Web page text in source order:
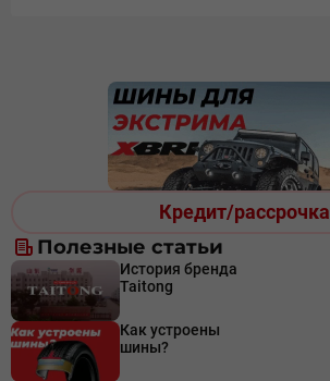
Кредит/рассрочка
Полезные статьи
История бренда
Taitong
Как устроены
шины?